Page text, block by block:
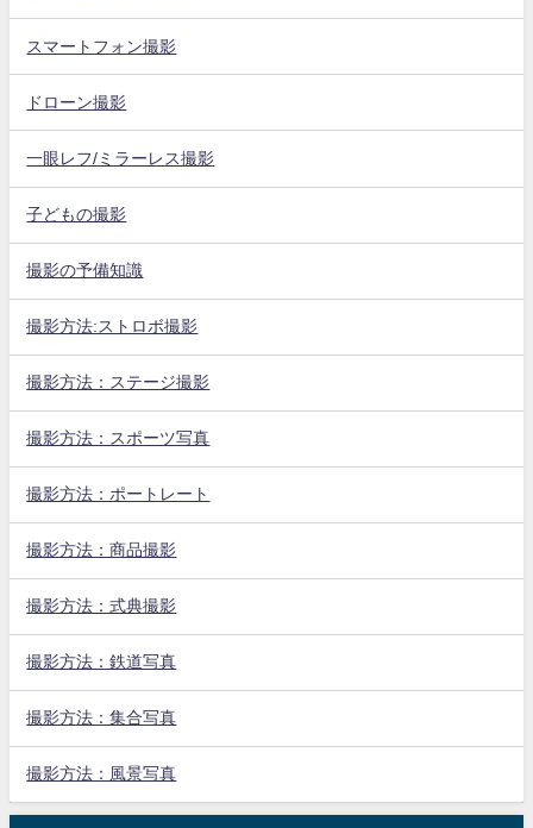
スマートフォン撮影
ドローン撮影
一眼レフ/ミラーレス撮影
子どもの撮影
撮影の予備知識
撮影方法:ストロボ撮影
撮影方法：ステージ撮影
撮影方法：スポーツ写真
撮影方法：ポートレート
撮影方法：商品撮影
撮影方法：式典撮影
撮影方法：鉄道写真
撮影方法：集合写真
撮影方法：風景写真